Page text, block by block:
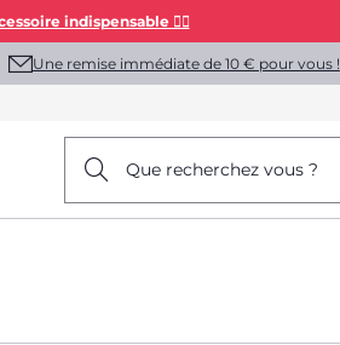
indispensable 👯‍♀️
Une remise immédiate de 10 € pour vous !
Que recherchez vous ?